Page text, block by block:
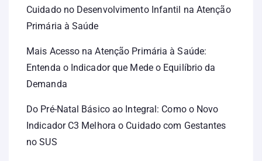
Cuidado no Desenvolvimento Infantil na Atenção
Primária à Saúde
Mais Acesso na Atenção Primária à Saúde:
Entenda o Indicador que Mede o Equilíbrio da
Demanda
Do Pré-Natal Básico ao Integral: Como o Novo
Indicador C3 Melhora o Cuidado com Gestantes
no SUS